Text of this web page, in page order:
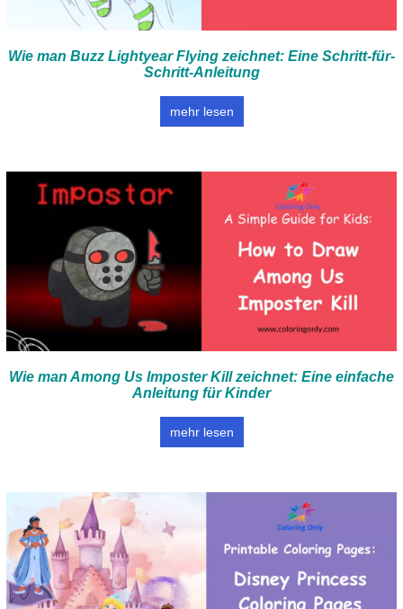
Wie man Buzz Lightyear Flying zeichnet: Eine Schritt-für-
Schritt-Anleitung
mehr lesen
Wie man Among Us Imposter Kill zeichnet: Eine einfache
Anleitung für Kinder
mehr lesen